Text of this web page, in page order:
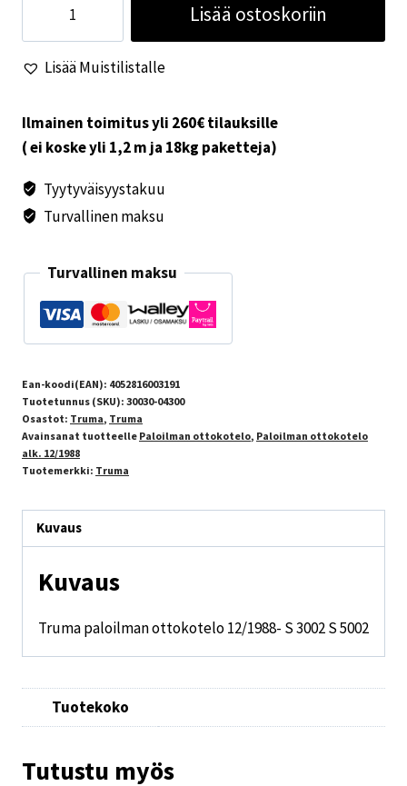
paloilman
ottokotelo
12/1988-
3002
S
määrä
Lisää ostoskoriin
Lisää Muistilistalle
Ilmainen toimitus yli 260€ tilauksille
( ei koske yli 1,2 m ja 18kg paketteja)
Tyytyväisyystakuu
Turvallinen maksu
Turvallinen maksu
Ean-koodi(EAN): 4052816003191
Tuotetunnus (SKU): 30030-04300
Osastot: Truma, Truma
Avainsanat tuotteelle Paloilman ottokotelo, Paloilman ottokotelo
alk. 12/1988
Tuotemerkki: Truma
Kuvaus
Kuvaus
Truma paloilman ottokotelo 12/1988- S 3002 S 5002
Tuotekoko
Tutustu myös